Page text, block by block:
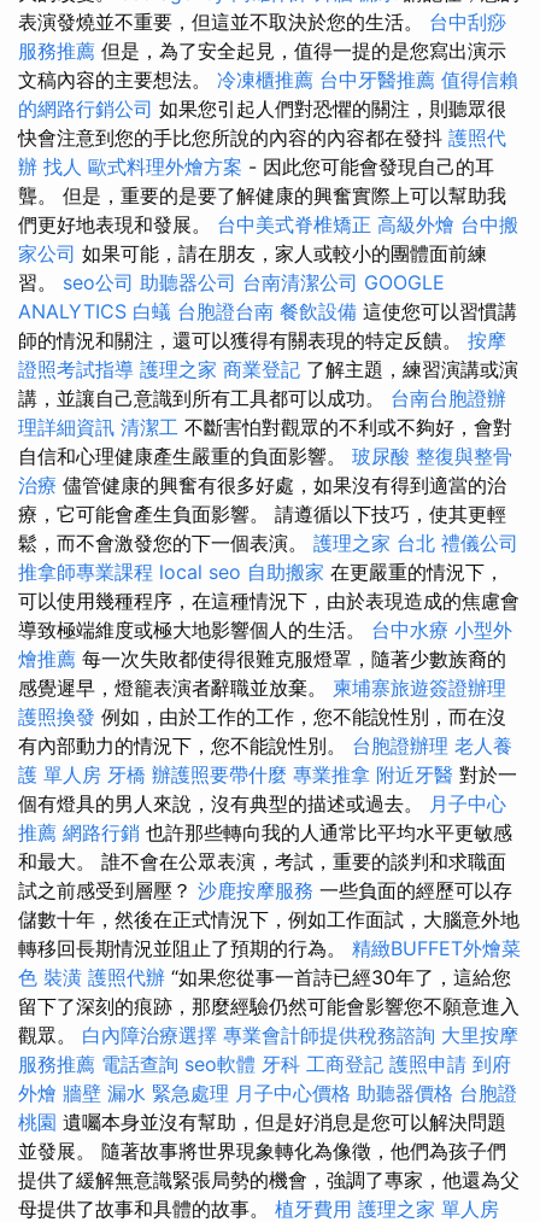
表演發燒並不重要，但這並不取決於您的生活。 台中刮痧
服務推薦 但是，為了安全起見，值得一提的是您寫出演示
文稿內容的主要想法。 冷凍櫃推薦 台中牙醫推薦 值得信賴
的網路行銷公司 如果您引起人們對恐懼的關注，則聽眾很
快會注意到您的手比您所說的內容的內容都在發抖 護照代
辦 找人 歐式料理外燴方案 - 因此您可能會發現自己的耳
聾。 但是，重要的是要了解健康的興奮實際上可以幫助我
們更好地表現和發展。 台中美式脊椎矯正 高級外燴 台中搬
家公司 如果可能，請在朋友，家人或較小的團體面前練
習。 seo公司 助聽器公司 台南清潔公司 GOOGLE
ANALYTICS 白蟻 台胞證台南 餐飲設備 這使您可以習慣講
師的情況和關注，還可以獲得有關表現的特定反饋。 按摩
證照考試指導 護理之家 商業登記 了解主題，練習演講或演
講，並讓自己意識到所有工具都可以成功。 台南台胞證辦
理詳細資訊 清潔工 不斷害怕對觀眾的不利或不夠好，會對
自信和心理健康產生嚴重的負面影響。 玻尿酸 整復與整骨
治療 儘管健康的興奮有很多好處，如果沒有得到適當的治
療，它可能會產生負面影響。 請遵循以下技巧，使其更輕
鬆，而不會激發您的下一個表演。 護理之家 台北 禮儀公司
推拿師專業課程 local seo 自助搬家 在更嚴重的情況下，
可以使用幾種程序，在這種情況下，由於表現造成的焦慮會
導致極端維度或極大地影響個人的生活。 台中水療 小型外
燴推薦 每一次失敗都使得很難克服燈罩，隨著少數族裔的
感覺遲早，燈籠表演者辭職並放棄。 柬埔寨旅遊簽證辦理
護照換發 例如，由於工作的工作，您不能說性別，而在沒
有內部動力的情況下，您不能說性別。 台胞證辦理 老人養
護 單人房 牙橋 辦護照要帶什麼 專業推拿 附近牙醫 對於一
個有燈具的男人來說，沒有典型的描述或過去。 月子中心
推薦 網路行銷 也許那些轉向我的人通常比平均水平更敏感
和最大。 誰不會在公眾表演，考試，重要的談判和求職面
試之前感受到層壓？ 沙鹿按摩服務 一些負面的經歷可以存
儲數十年，然後在正式情況下，例如工作面試，大腦意外地
轉移回長期情況並阻止了預期的行為。 精緻BUFFET外燴菜
色 裝潢 護照代辦 “如果您從事一首詩已經30年了，這給您
留下了深刻的痕跡，那麼經驗仍然可能會影響您不願意進入
觀眾。 白內障治療選擇 專業會計師提供稅務諮詢 大里按摩
服務推薦 電話查詢 seo軟體 牙科 工商登記 護照申請 到府
外燴 牆壁 漏水 緊急處理 月子中心價格 助聽器價格 台胞證
桃園 遺囑本身並沒有幫助，但是好消息是您可以解決問題
並發展。 隨著故事將世界現象轉化為像徵，他們為孩子們
提供了緩解無意識緊張局勢的機會，強調了專家，他還為父
母提供了故事和具體的故事。 植牙費用 護理之家 單人房